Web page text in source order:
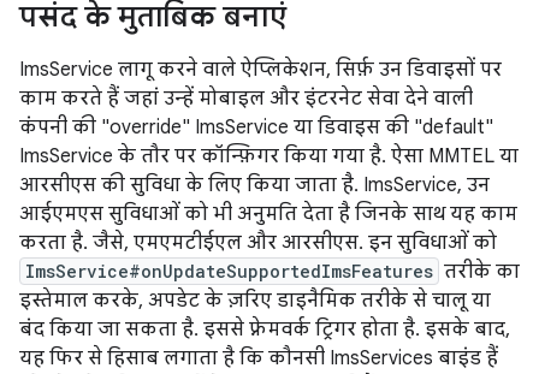
पसंद के मुताबिक बनाएं
ImsService लागू करने वाले ऐप्लिकेशन, सिर्फ़ उन डिवाइसों पर
काम करते हैं जहां उन्हें मोबाइल और इंटरनेट सेवा देने वाली
कंपनी की "override" ImsService या डिवाइस की "default"
ImsService के तौर पर कॉन्फ़िगर किया गया है. ऐसा MMTEL या
आरसीएस की सुविधा के लिए किया जाता है. ImsService, उन
आईएमएस सुविधाओं को भी अनुमति देता है जिनके साथ यह काम
करता है. जैसे, एमएमटीईएल और आरसीएस. इन सुविधाओं को
ImsService#onUpdateSupportedImsFeatures तरीके का
इस्तेमाल करके, अपडेट के ज़रिए डाइनैमिक तरीके से चालू या
बंद किया जा सकता है. इससे फ़्रेमवर्क ट्रिगर होता है. इसके बाद,
यह फिर से हिसाब लगाता है कि कौनसी ImsServices बाइंड हैं